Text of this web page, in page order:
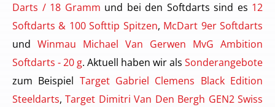
Darts / 18 Gramm und bei den Softdarts sind es 12
Softdarts & 100 Softtip Spitzen, McDart 9er Softdarts
und Winmau Michael Van Gerwen MvG Ambition
Softdarts - 20 g. Aktuell haben wir als Sonderangebote
zum Beispiel Target Gabriel Clemens Black Edition
Steeldarts,Target Dimitri Van Den Bergh GEN2 Swiss